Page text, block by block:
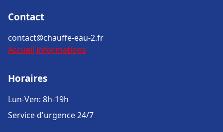
Contact
contact@chauffe-eau-2.fr
Accueil Informations
Horaires
Lun-Ven: 8h-19h
Service d'urgence 24/7